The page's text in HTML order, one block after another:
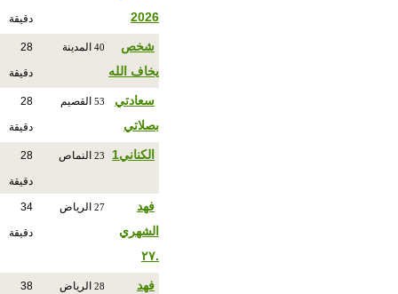
2026
دقيقة
شخص
يخاف الله
40 المدينة 28
دقيقة
سعادتي
بصلاتي
53 القصيم 28
دقيقة
الكناني1 23 النماص 28
دقيقة
فهد
الشهري
.٢٧
27 الرياض 34
دقيقة
فهد
28 الرياض 38